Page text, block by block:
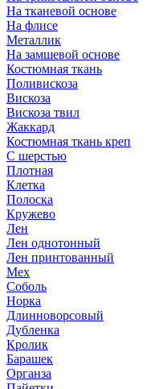
На тканевой основе
На флисе
Металлик
На замшевой основе
Костюмная ткань
Поливискоза
Вискоза
Вискоза твил
Жаккард
Костюмная ткань креп
С шерстью
Плотная
Клетка
Полоска
Кружево
Лен
Лен однотонный
Лен принтованный
Мех
Соболь
Норка
Длинноворсовый
Дубленка
Кролик
Барашек
Органза